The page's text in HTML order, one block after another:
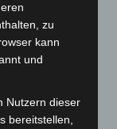
zu
kann
und
Nutzern dieser
bereitstellen,